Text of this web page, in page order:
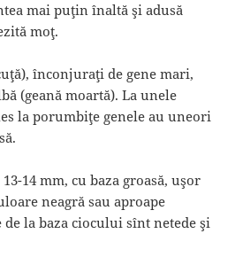
mai puţin înaltă şi adusă
moţ.
înconjuraţi de gene mari,
(geană moartă). La unele
la porumbiţe genele au uneori
14 mm, cu baza groasă, uşor
neagră sau aproape
la baza ciocului sînt netede şi